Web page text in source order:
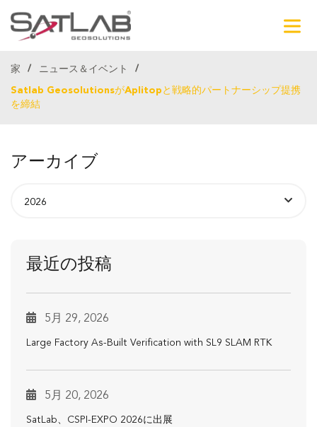
家 ニュース＆イベント
Satlab GeosolutionsがAplitopと戦略的パートナーシップ提携
を締結
アーカイブ
最近の投稿
5月 29, 2026
Large Factory As-Built Verification with SL9 SLAM RTK
5月 20, 2026
SatLab、CSPI-EXPO 2026に出展